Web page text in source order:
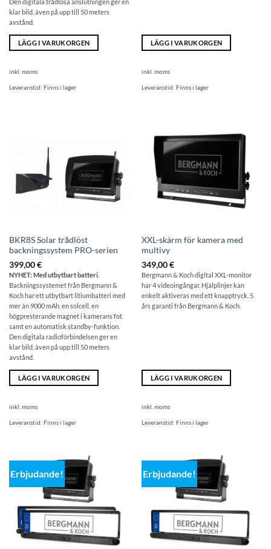
klar bild, även på upp till 50 meters
avstånd.
LÄGG I VARUKORGEN
inkl. moms
Leveranstid: Finns i lager
LÄGG I VARUKORGEN
inkl. moms
Leveranstid: Finns i lager
BKR8S Solar trådlöst
backningssystem PRO-serien
399,00€
NYHET: Med utbytbart batteri.
Backningssystemet från Bergmann &
Koch har ett utbytbart litiumbatteri med
mer än 9000 mAh, en solcell, en
högpresterande magnet i kamerans fot
samt en automatisk standby-funktion.
Den digitala radioförbindelsen ger en
klar bild, även på upp till 50 meters
avstånd.
LÄGG I VARUKORGEN
inkl. moms
Leveranstid: Finns i lager
XXL-skärm för kamera med
multivy
349,00€
Bergmann & Koch digital XXL-monitor
har 4 videoingångar. Hjälplinjer kan
enkelt aktiveras med ett knapptryck. 5
års garanti från Bergmann & Koch.
LÄGG I VARUKORGEN
inkl. moms
Leveranstid: Finns i lager
Erbjudande! Erbjudande!